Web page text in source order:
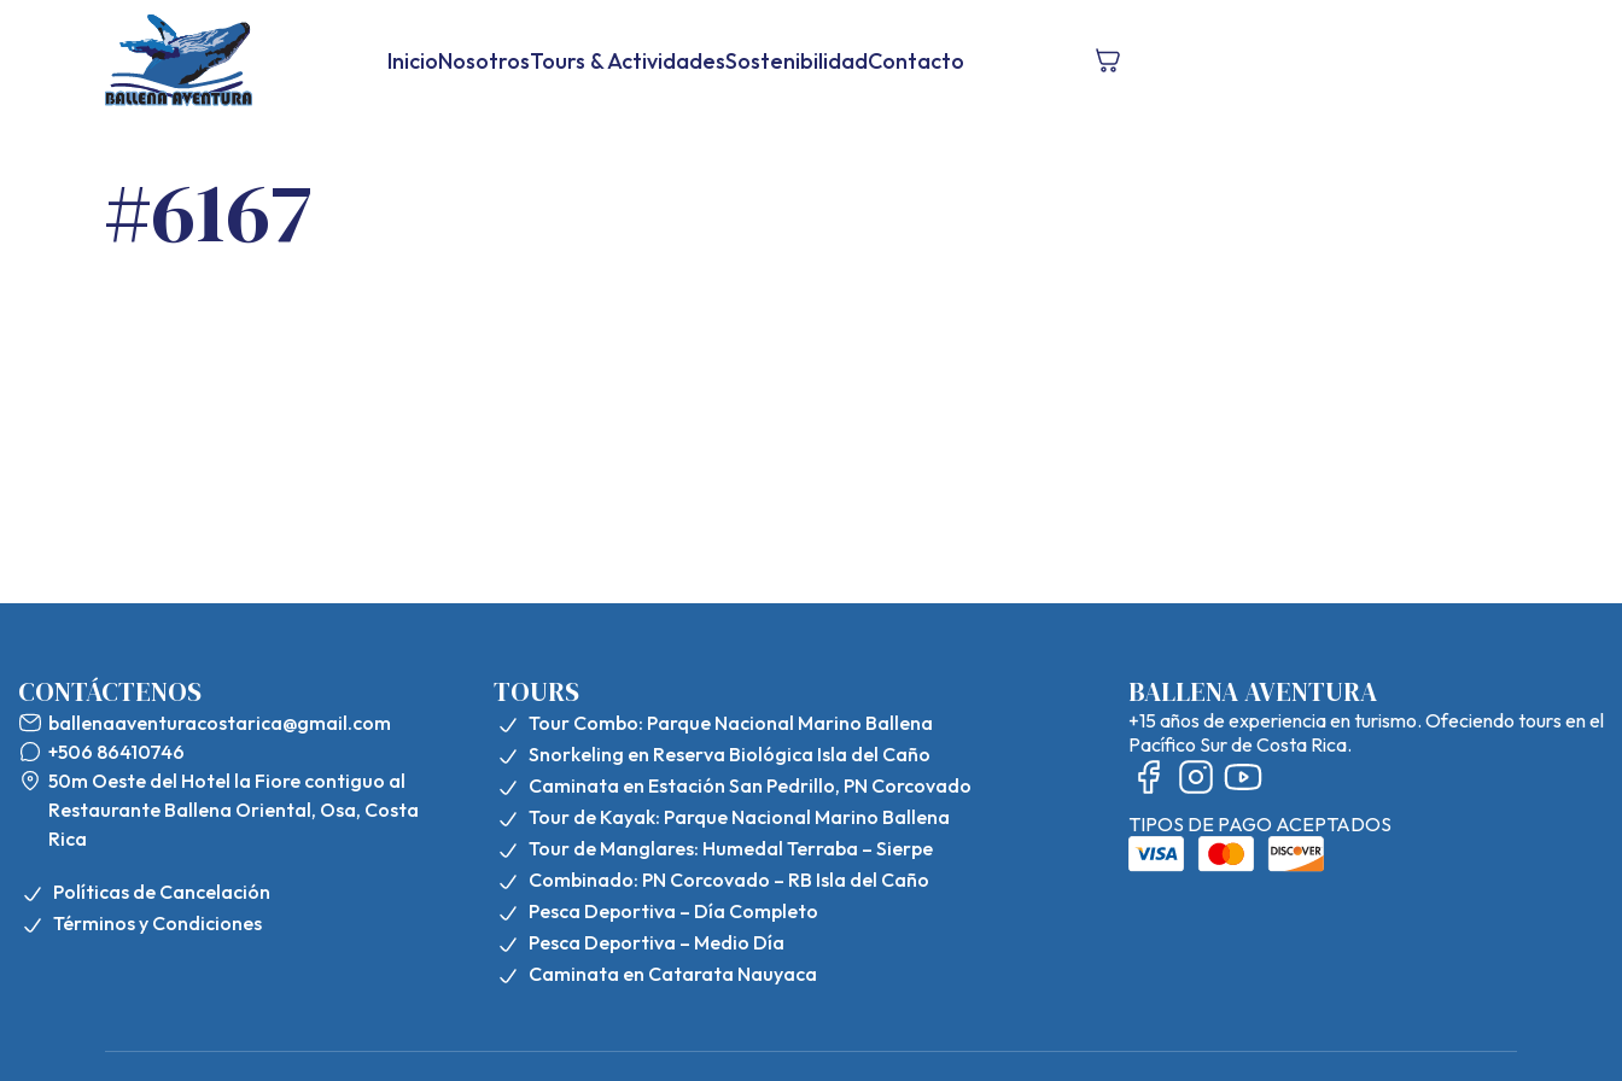
InicioNosotrosTours & ActividadesSostenibilidadContacto
#6167
CONTÁCTENOS
ballenaaventuracostarica@gmail.com
+506 86410746
50m Oeste del Hotel la Fiore contiguo al
Restaurante Ballena Oriental, Osa, Costa
Rica
Políticas de Cancelación
Términos y Condiciones
TOURS
Tour Combo: Parque Nacional Marino Ballena
Snorkeling en Reserva Biológica Isla del Caño
Caminata en Estación San Pedrillo, PN Corcovado
Tour de Kayak: Parque Nacional Marino Ballena
Tour de Manglares: Humedal Terraba – Sierpe
Combinado: PN Corcovado – RB Isla del Caño
Pesca Deportiva – Día Completo
Pesca Deportiva – Medio Día
Caminata en Catarata Nauyaca
BALLENA AVENTURA
+15 años de experiencia en turismo. Ofeciendo tours en el
Pacífico Sur de Costa Rica.
TIPOS DE PAGO ACEPTADOS